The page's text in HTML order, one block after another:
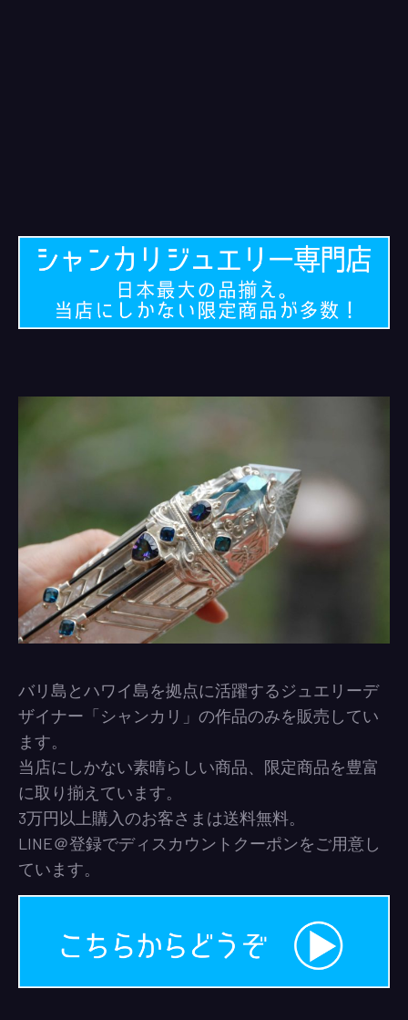
バリ島とハワイ島を拠点に活躍するジュエリーデ
ザイナー「シャンカリ」の作品のみを販売してい
ます。
当店にしかない素晴らしい商品、限定商品を豊富
に取り揃えています。
3万円以上購入のお客さまは送料無料。
LINE＠登録でディスカウントクーポンをご用意し
ています。